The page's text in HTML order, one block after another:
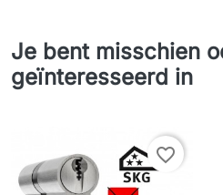
Je bent misschien
geïnteresseerd in
favorite_border